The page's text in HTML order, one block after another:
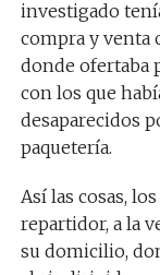
investigado
compra y venta
donde ofertaba
con los que
desaparecidos
paquetería.
Así las cosas,
repartidor, a la
su domicilio,